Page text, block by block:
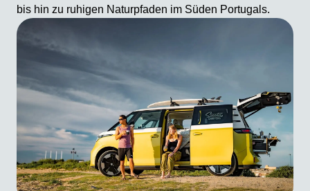
bis hin zu ruhigen Naturpfaden im Süden Portugals.